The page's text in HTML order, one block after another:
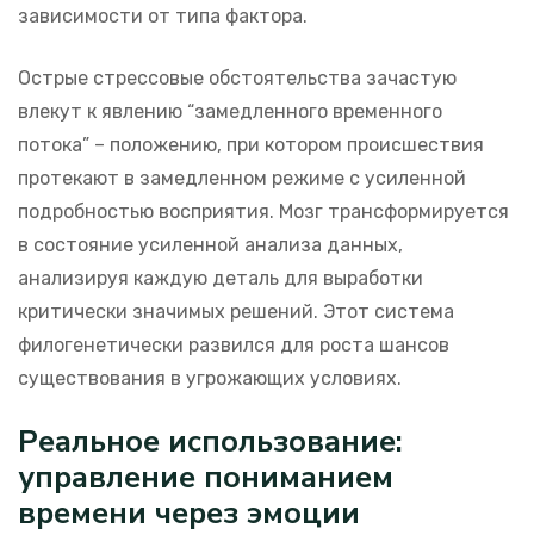
зависимости от типа фактора.
Острые стрессовые обстоятельства зачастую
влекут к явлению “замедленного временного
потока” – положению, при котором происшествия
протекают в замедленном режиме с усиленной
подробностью восприятия. Мозг трансформируется
в состояние усиленной анализа данных,
анализируя каждую деталь для выработки
критически значимых решений. Этот система
филогенетически развился для роста шансов
существования в угрожающих условиях.
Реальное использование:
управление пониманием
времени через эмоции